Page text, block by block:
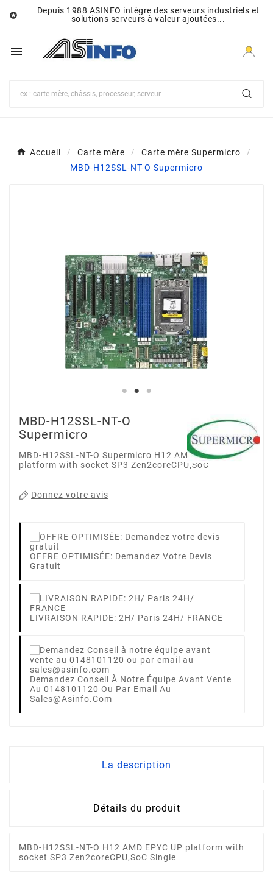

Depuis 1988 ASINFO intègre des serveurs industriels et
solutions serveurs à valeur ajoutées...

Accueil Carte mère
Carte mère Supermicro
MBD-H12SSL-NT-O Supermicro
MBD-H12SSL-NT-O
Supermicro
MBD-H12SSL-NT-O Supermicro H12 AMD EPYC UP
platform with socket SP3 Zen2coreCPU,SoC
Donnez votre avis
OFFRE OPTIMISÉE: Demandez Votre Devis
Gratuit
LIVRAISON RAPIDE: 2H/ Paris 24H/ FRANCE
Demandez Conseil À Notre Équipe Avant Vente
Au 0148101120 Ou Par Email Au
Sales@asinfo.com
La description
Détails du produit
MBD-H12SSL-NT-O H12 AMD EPYC UP platform with
socket SP3 Zen2coreCPU,SoC Single